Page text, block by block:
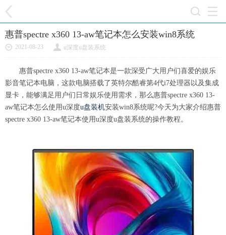
惠普spectre x360 13-aw笔记本怎么安装win8系统
2021-08-23 u深度u盘装系统
惠普spectre x360 13-aw笔记本是一款深受广大用户们喜爱的娱乐
影音笔记本电脑，这款电脑搭载了英特尔酷睿第4代i7处理器以及集成
显卡，能够满足用户们日常娱乐使用需求，那么惠普spectre x360 13-
aw笔记本怎么使用u深度u盘装机安装win8系统呢?今天为大家介绍惠普
spectre x360 13-aw笔记本使用u深度u盘装系统的操作教程。